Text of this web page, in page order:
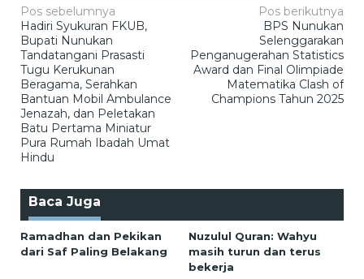
Navigasi
pos
Pos sebelumnya
Hadiri Syukuran FKUB,
Bupati Nunukan
Tandatangani Prasasti
Tugu Kerukunan
Beragama, Serahkan
Bantuan Mobil Ambulance
Jenazah, dan Peletakan
Batu Pertama Miniatur
Pura Rumah Ibadah Umat
Hindu
Pos berikutnya
BPS Nunukan
Selenggarakan
Penganugerahan Statistics
Award dan Final Olimpiade
Matematika Clash of
Champions Tahun 2025
Baca Juga
Ramadhan dan Pekikan
dari Saf Paling Belakang
Nuzulul Quran: Wahyu
masih turun dan terus
bekerja